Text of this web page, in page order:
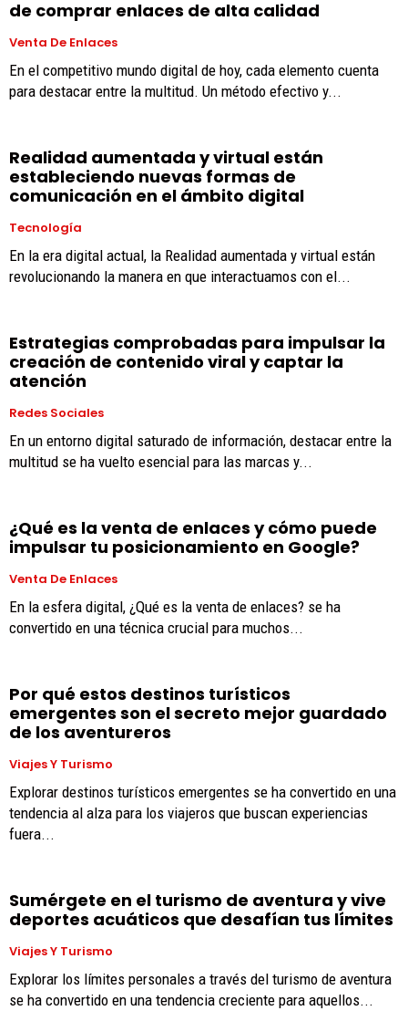
de comprar enlaces de alta calidad
Venta De Enlaces
En el competitivo mundo digital de hoy, cada elemento cuenta
para destacar entre la multitud. Un método efectivo y...
Realidad aumentada y virtual están
estableciendo nuevas formas de
comunicación en el ámbito digital
Tecnología
En la era digital actual, la Realidad aumentada y virtual están
revolucionando la manera en que interactuamos con el...
Estrategias comprobadas para impulsar la
creación de contenido viral y captar la
atención
Redes Sociales
En un entorno digital saturado de información, destacar entre la
multitud se ha vuelto esencial para las marcas y...
¿Qué es la venta de enlaces y cómo puede
impulsar tu posicionamiento en Google?
Venta De Enlaces
En la esfera digital, ¿Qué es la venta de enlaces? se ha
convertido en una técnica crucial para muchos...
Por qué estos destinos turísticos
emergentes son el secreto mejor guardado
de los aventureros
Viajes Y Turismo
Explorar destinos turísticos emergentes se ha convertido en una
tendencia al alza para los viajeros que buscan experiencias
fuera...
Sumérgete en el turismo de aventura y vive
deportes acuáticos que desafían tus límites
Viajes Y Turismo
Explorar los límites personales a través del turismo de aventura
se ha convertido en una tendencia creciente para aquellos...